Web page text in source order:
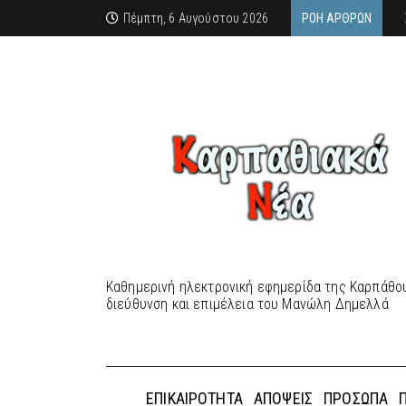
Πέμπτη, 6 Αυγούστου 2026 ΡΟΉ ΆΡΘΡΩΝ
Καθημερινή ηλεκτρονική εφημερίδα της
διεύθυνση και επιμέλεια του Μανώλη Δημελλά
ΕΠΙΚΑΙΡΌΤΗΤΑ ΑΠΌΨΕΙΣ ΠΡΌΣΩΠΑ